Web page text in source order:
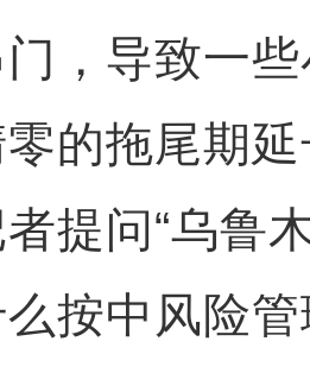
门，导致一
的拖尾期
问“乌鲁木
按中风险管